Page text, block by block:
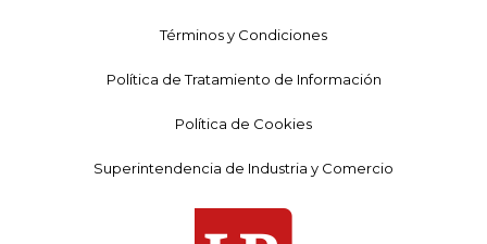
Términos y Condiciones
Política de Tratamiento de Información
Política de Cookies
Superintendencia de Industria y Comercio